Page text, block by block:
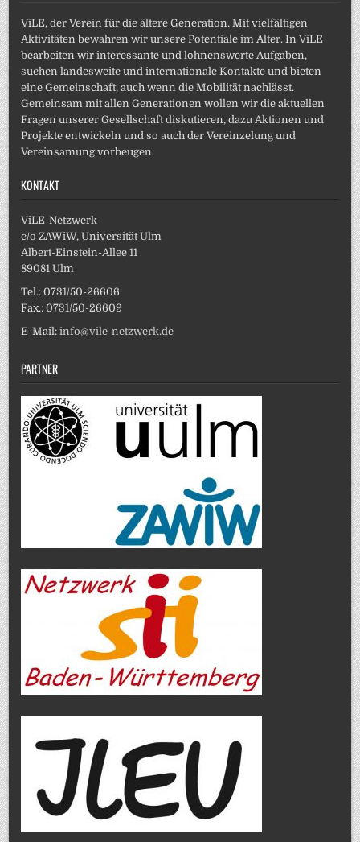
ViLE, der Verein für die ältere Generation. Mit vielfältigen
Aktivitäten bewahren wir unsere Potentiale im Alter. In ViLE
bearbeiten wir interessante und lohnenswerte Aufgaben,
suchen landesweite und internationale Kontakte und bieten
eine Gemeinschaft, auch wenn die Mobilität nachlässt.
Gemeinsam mit allen Generationen wollen wir die aktuellen
Fragen unserer Gesellschaft diskutieren, dazu Aktionen und
Projekte entwickeln und so auch der Vereinzelung und
Vereinsamung vorbeugen.
KONTAKT
ViLE-Netzwerk
c/o ZAWiW, Universität Ulm
Albert-Einstein-Allee 11
89081 Ulm
Tel.: 0731/50-26606
Fax.: 0731/50-26609
E-Mail:info@vile-netzwerk.de
PARTNER